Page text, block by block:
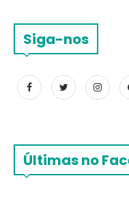
Siga-nos
Últimas no